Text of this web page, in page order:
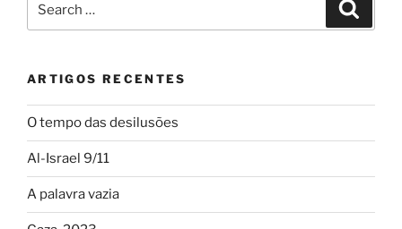
for:
ARTIGOS RECENTES
O tempo das desilusões
Al-Israel 9/11
A palavra vazia